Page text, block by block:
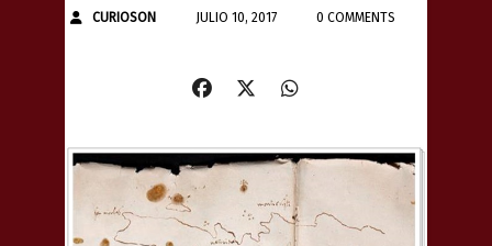
CURIOSON JULIO 10, 2017 0 COMMENTS